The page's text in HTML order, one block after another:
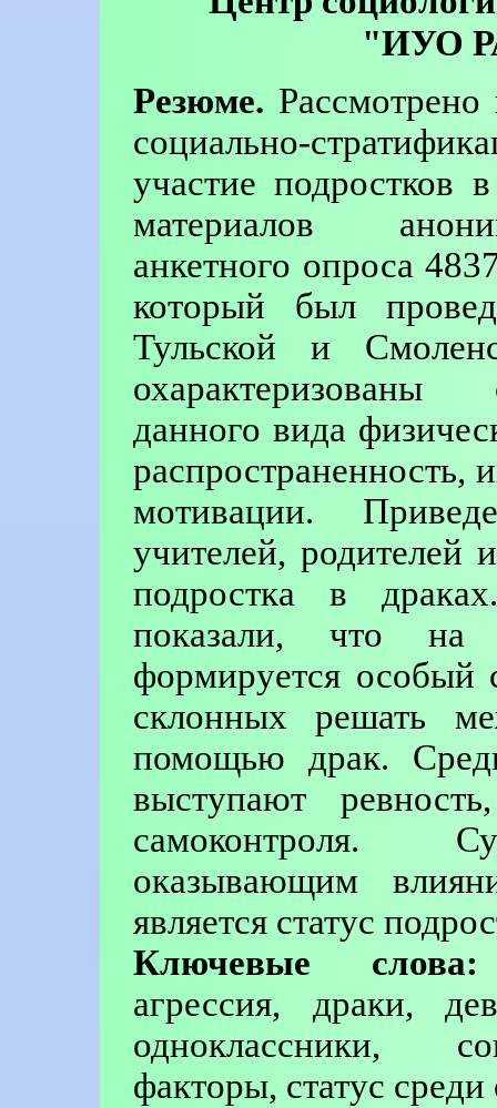
"ИУО
Резюме.
социально-
участие подростков
материалов
анкетного опроса
который был
Тульской и
охарактеризованы
данного вида
распространенность,
мотивации.
учителей, родителей
подростка в
показали, что на
формируется особый
склонных решать
помощью драк.
выступают
самоконтроля.
оказывающим
является статус
Ключевые слова:
агрессия, драки,
одноклассники,
факторы, статус